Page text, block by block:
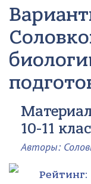
10-11
Авторы:
Рейтинг: